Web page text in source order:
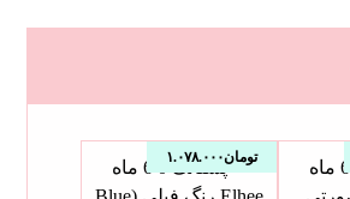
تومان۱.۰۷۸.۰۰۰